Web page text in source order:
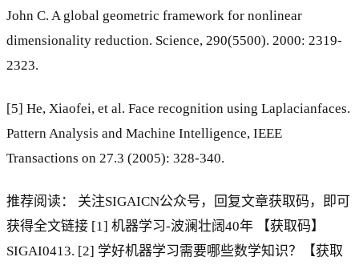
John C. A global geometric framework for nonlinear
dimensionality reduction. Science, 290(5500). 2000: 2319-
2323.
[5] He, Xiaofei, et al. Face recognition using Laplacianfaces.
Pattern Analysis and Machine Intelligence, IEEE
Transactions on 27.3 (2005): 328-340.
推荐阅读： 关注SIGAICN公众号，回复文章获取码，即可
获得全文链接 [1] 机器学习-波澜壮阔40年 【获取码】
SIGAI0413. [2] 学好机器学习需要哪些数学知识？【获取